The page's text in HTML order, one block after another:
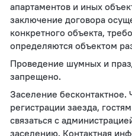
апартаментов и иных
заключение договора
конкретного объекта,
определяются объектом
Проведение шумных и
запрещено.
Заселение бесконтактное.
регистрации заезда,
связаться с
заселению. Контактная